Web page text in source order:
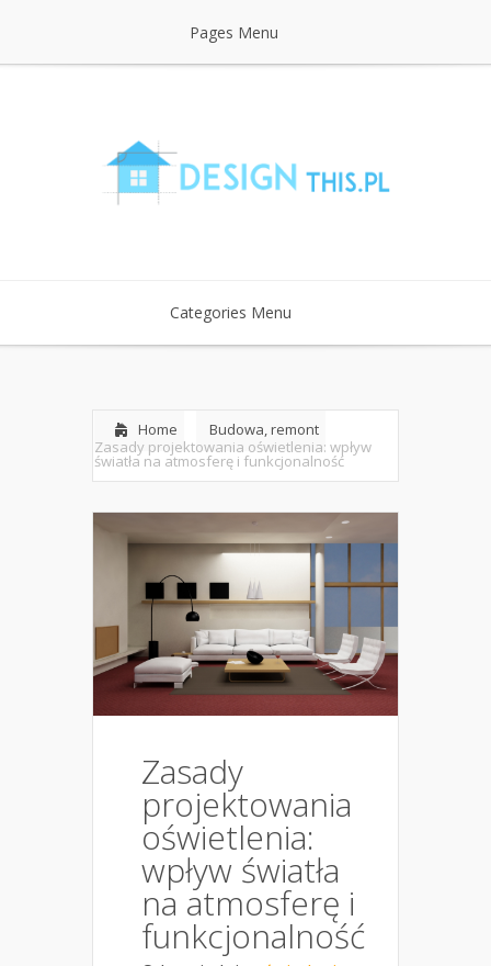
Pages Menu
Categories Menu
Home
Budowa, remont
Zasady projektowania oświetlenia: wpływ
światła na atmosferę i funkcjonalność
Zasady
projektowania
oświetlenia:
wpływ światła
na atmosferę i
funkcjonalność